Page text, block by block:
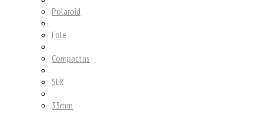
Polaroid
Fole
Compactas
SLR
35mm